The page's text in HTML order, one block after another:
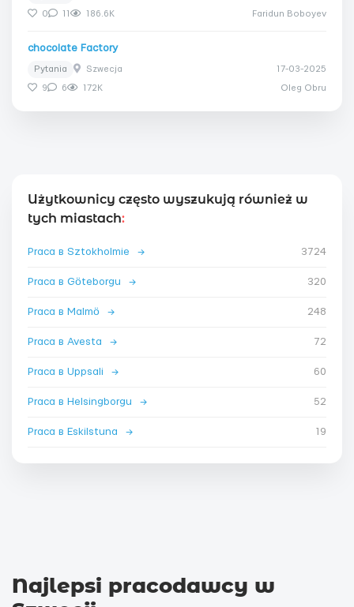
0 11 186.6K Faridun Boboyev
chocolate Factory
Pytania Szwecja 17-03-2025
9 6 172K Oleg Obru
Użytkownicy często wyszukują również w
tych miastach:
Praca в Sztokholmie → 3724
Praca в Göteborgu → 320
Praca в Malmö → 248
Praca в Avesta → 72
Praca в Uppsali → 60
Praca в Helsingborgu → 52
Praca в Eskilstuna → 19
Najlepsi pracodawcy w